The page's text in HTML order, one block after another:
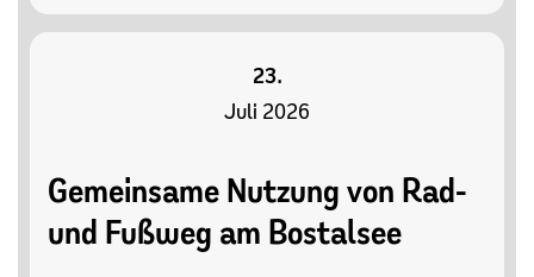
23.
Juli 2026
Gemeinsame Nutzung von Rad-
und Fußweg am Bostalsee